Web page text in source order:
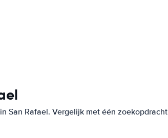
San Rafael. Vergelijk met één zoekopdracht